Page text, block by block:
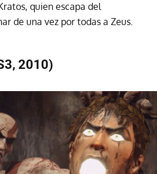
quien escapa del
de una vez por todas a Zeus.
2010)